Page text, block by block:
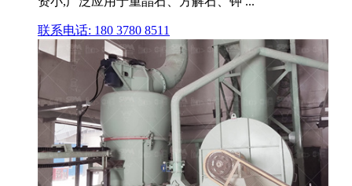
联系电话: 180 3780 8511